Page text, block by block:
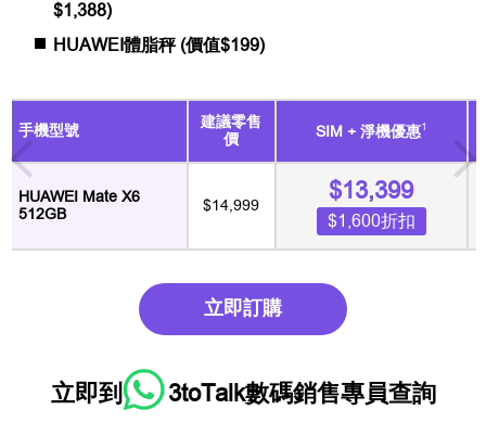
$1,388)
HUAWEI體脂秤 (價值$199)
手機型號
建議零售
價
SIM + 淨機優惠1
HUAWEI Mate X6
512GB
$14,999
$13,399
$1,600折扣
立即訂購
立即到 3toTalk數碼銷售專員查詢